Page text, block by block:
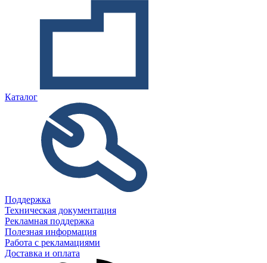
Каталог
Поддержка
Техническая документация
Рекламная поддержка
Полезная информация
Работа с рекламациями
Доставка и оплата